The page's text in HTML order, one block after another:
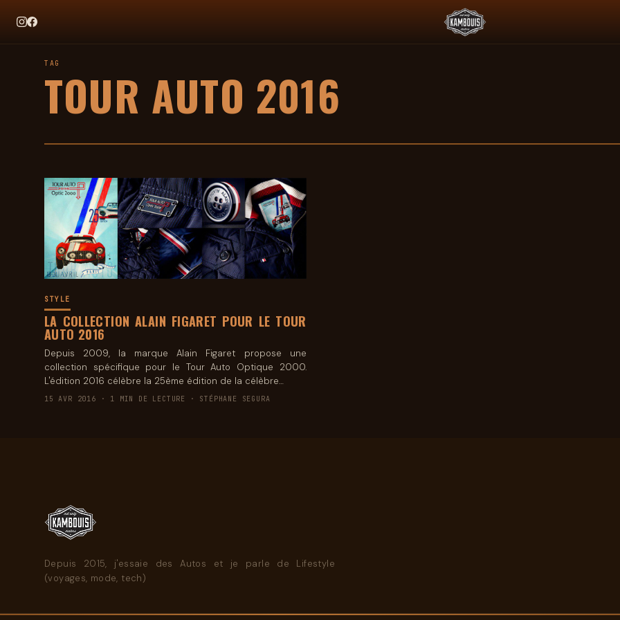
TAG HEUER X TEAM IKUZAWA : LE COME-BACK QUI SENT BON L'ESSENCE ET LE PADDOCK JAPONAIS
TAG
TOUR AUTO 2016
STYLE
LA COLLECTION ALAIN FIGARET POUR LE TOUR
AUTO 2016
Depuis 2009, la marque Alain Figaret propose une
collection spécifique pour le Tour Auto Optique 2000.
L'édition 2016 célèbre la 25ème édition de la célèbre…
15 AVR 2016 · 1 MIN DE LECTURE · STÉPHANE SEGURA
Depuis 2015, j'essaie des Autos et je parle de Lifestyle
(voyages, mode, tech)